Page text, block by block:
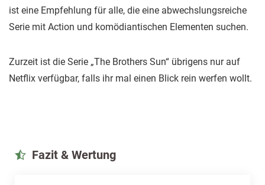
ist eine Empfehlung für alle, die eine abwechslungsreiche
Serie mit Action und komödiantischen Elementen suchen.
Zurzeit ist die Serie „The Brothers Sun“ übrigens nur auf
Netflix verfügbar, falls ihr mal einen Blick rein werfen wollt.
Fazit & Wertung